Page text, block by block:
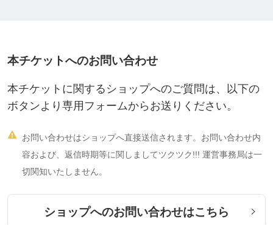
https://ticket.tsuku2.jp/events-detail/2450572213270
0
『ねぇ、ゆ〜みん♡ちょっと聞いて』
https://ticket.tsuku2.jp/events-detail/0166190220200
本チケットへのお問い合わせ
本チケットに関するショップへのご質問は、以下の
ボタンより専用フォームからお送りください。

お問い合わせはショップへ直接送信されます。お問い合わせ内
容および、返信時期等に関しましてツクツク!!! 運営事務局は一
切関知いたしません。
ショップへのお問い合わせはこちら